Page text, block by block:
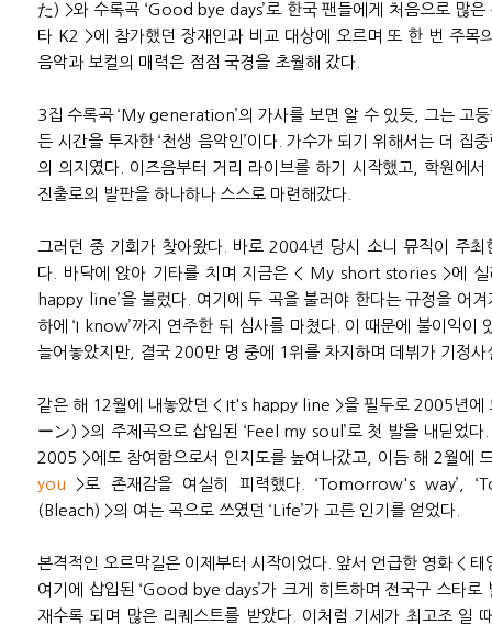
た) >와 수록곡 ‘Good bye days’로 한국 팬들에게 처음으로 많
타 K2 >에 참가했던 장재인과 비교 대상에 오르며 또 한 번 주목
음악과 보컬의 매력은 점점 국경을 초월해 갔다.
3집 수록곡 ‘My generation’의 가사를 보면 알 수 있듯, 그는 고
든 시간을 투자한 ‘천생 음악인’이다. 가수가 되기 위해서는 더 집
의 의지였다. 이즈음부터 거리 라이브를 하기 시작했고, 학원에
진출로의 발판을 하나하나 스스로 마련해갔다.
그러던 중 기회가 찾아왔다. 바로 2004년 당시 소니 뮤직이 주최
다. 바닥에 앉아 기타를 치며 지금은 < My short stories >에 실
happy line’을 불렀다. 여기에 두 곡을 불러야 한다는 규정을 어
하에 ‘I know’까지 연주한 뒤 심사를 마쳤다. 이 때문에 불이익이
늘어놓았지만, 결국 200만 명 중에 1위를 차지하며 데뷔가 기정사
같은 해 12월에 내놓았던 < It's happy line >을 필두로 2005년에
ーン) >의 주제곡으로 삽입된 ‘Feel my soul’로 첫 발을 내딛었
2005 >에도 참여함으로서 인지도를 높여나갔고, 이듬 해 2월에
you >로 존재감을 여실히 피력했다. ‘Tomorrow's way’,
(Bleach) >의 여는 곡으로 쓰였던 ‘Life’가 고른 인기를 얻었다.
본격적인 오르막길은 이제부터 시작이었다. 앞서 언급한 영화 <
여기에 삽입된 ‘Good bye days’가 크게 히트하며 전국구 스타로
재수록 되며 많은 리퀘스트를 받았다. 이처럼 기세가 최고조